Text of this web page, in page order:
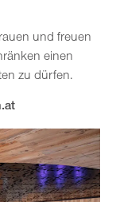
und freuen
einen
zu dürfen.